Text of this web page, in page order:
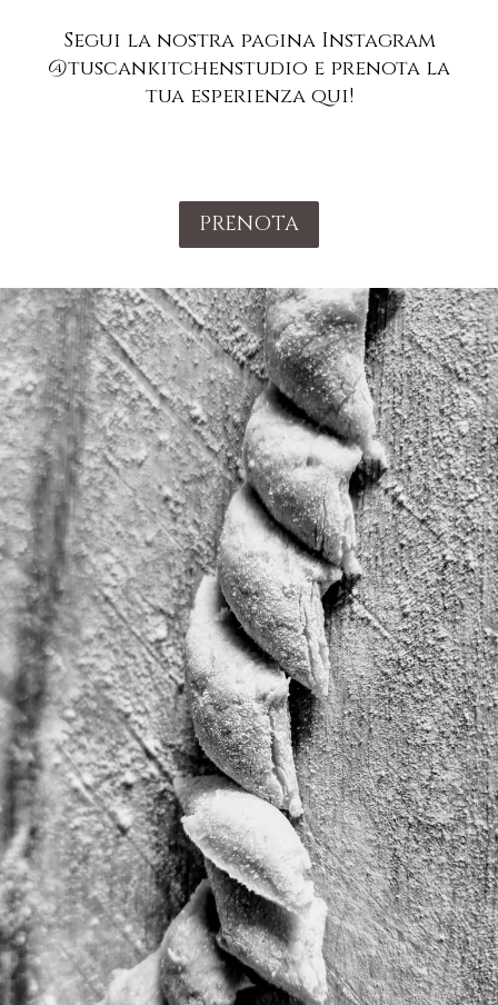
Segui la nostra pagina Instagram
@tuscankitchenstudio e prenota la
tua esperienza qui!
PRENOTA